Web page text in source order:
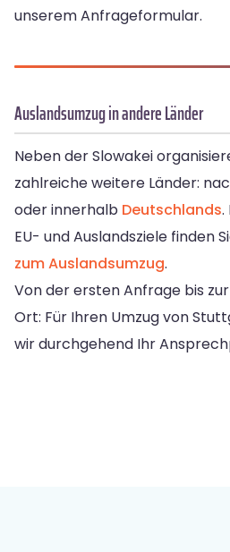
unserem Anfrageformular.
Auslandsumzug in andere Länder
Neben der Slowakei
zahlreiche weitere Länder:
oder innerhalb Deutschlands.
EU- und Auslandsziele finden
zum Auslandsumzug.
Von der ersten Anfrage bis
Ort: Für Ihren Umzug von
wir durchgehend Ihr